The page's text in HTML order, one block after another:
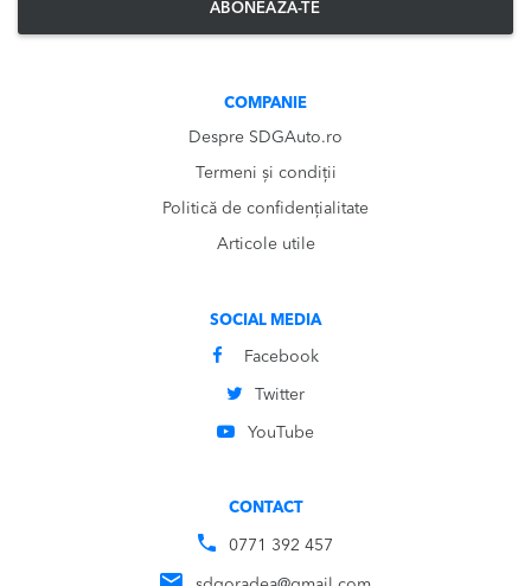
ABONEAZĂ-TE
COMPANIE
Despre SDGAuto.ro
Termeni și condiții
Politică de confidențialitate
Articole utile
SOCIAL MEDIA
Facebook
Twitter
YouTube
CONTACT
0771 392 457